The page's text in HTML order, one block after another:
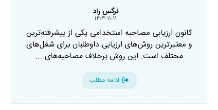
نرگس راد
۱۴۰۴-۱۱-۱۱
کانون ارزیابی مصاحبه استخدامی یکی از پیشرفته‌ترین
و معتبرترین روش‌های ارزیابی داوطلبان برای شغل‌های
مختلف است. این روش برخلاف مصاحبه‌های ...
ادامه مطلب